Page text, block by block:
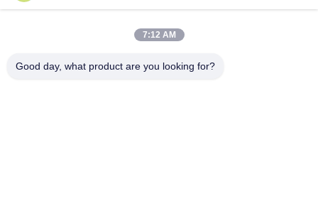
7:12 AM
Good day, what product are you looking for?